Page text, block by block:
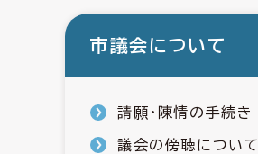
市議会について
請願・陳情の手続き
議会の傍聴について